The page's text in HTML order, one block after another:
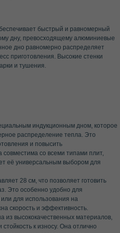
быстрый и равномерный
дну, превосходящему алюминиевые
дно равномерно распределяет
приготовления. Высокие стенки
и тушения.
индукционным дном, которое
распределение тепла. Это
и повысить
со всеми типами плит,
её универсальным выбором для
28 см, что позволяет готовить
Это особенно удобно для
для использования на
скорость и эффективность.
из высококачественных материалов,
к износу. Она отлично